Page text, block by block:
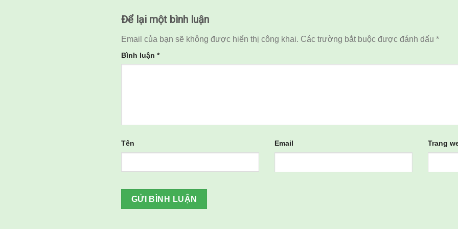
Để lại một bình luận
Email của bạn sẽ không được hiển thị công khai. Các trường bắt buộc được đánh dấu *
Bình luận *
Tên Email Trang